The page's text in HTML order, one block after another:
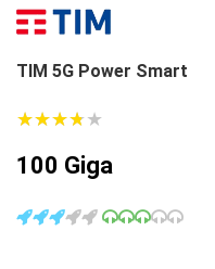
TIM 5G Power Smart
★★★★★
★★★★★
100 Giga